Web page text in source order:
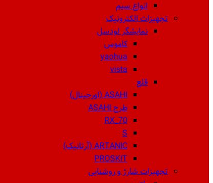
انواع سیم
تجهیزات الکترونیک
نمایشگر لودسل
کاموس
yaohua
vista
قلع
ASAHI (اورجینال)
طرح ASAHI
RX_70
S
ARTANIC (آرتانیک)
PROSKIT
تجهیزات شارژ و روشنایی